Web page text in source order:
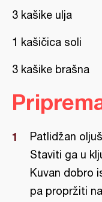
3 kašike ulja
1 kašičica soli
3 kašike brašna
Patlidžan
Staviti ga u
Kuvan dobro
pa propržiti